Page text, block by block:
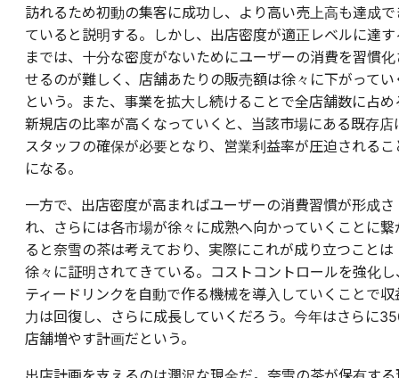
訪れるため初動の集客に成功し、より高い売上高も達成で
ていると説明する。しかし、出店密度が適正レベルに達す
までは、十分な密度がないためにユーザーの消費を習慣化
せるのが難しく、店舗あたりの販売額は徐々に下がってい
という。また、事業を拡大し続けることで全店舗数に占め
新規店の比率が高くなっていくと、当該市場にある既存店
スタッフの確保が必要となり、営業利益率が圧迫されるこ
になる。
一方で、出店密度が高まればユーザーの消費習慣が形成さ
れ、さらには各市場が徐々に成熟へ向かっていくことに繋
ると奈雪の茶は考えており、実際にこれが成り立つことは
徐々に証明されてきている。コストコントロールを強化し
ティードリンクを自動で作る機械を導入していくことで収
力は回復し、さらに成長していくだろう。今年はさらに
店舗増やす計画だという。